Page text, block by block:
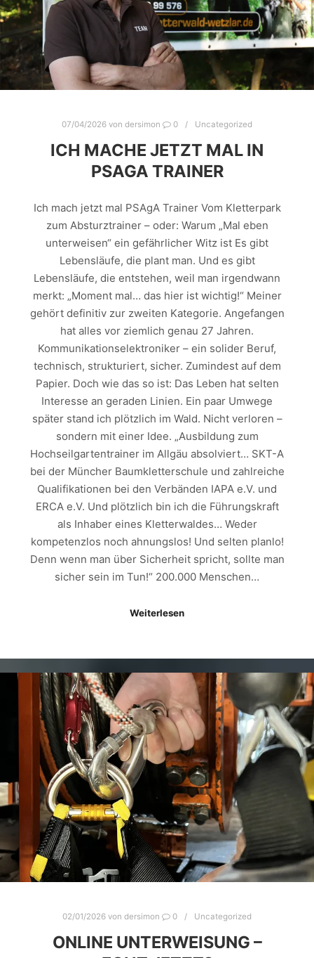
07/04/2026 von dersimon 0 Uncategorized
ICH MACHE JETZT MAL IN
PSAGA TRAINER
Ich mach jetzt mal PSAgA Trainer Vom Kletterpark
zum Absturztrainer – oder: Warum „Mal eben
unterweisen“ ein gefährlicher Witz ist Es gibt
Lebensläufe, die plant man. Und es gibt
Lebensläufe, die entstehen, weil man irgendwann
merkt: „Moment mal… das hier ist wichtig!“ Meiner
gehört definitiv zur zweiten Kategorie. Angefangen
hat alles vor ziemlich genau 27 Jahren.
Kommunikationselektroniker – ein solider Beruf,
technisch, strukturiert, sicher. Zumindest auf dem
Papier. Doch wie das so ist: Das Leben hat selten
Interesse an geraden Linien. Ein paar Umwege
später stand ich plötzlich im Wald. Nicht verloren –
sondern mit einer Idee. „Ausbildung zum
Hochseilgartentrainer im Allgäu absolviert… SKT-A
bei der Müncher Baumkletterschule und zahlreiche
Qualifikationen bei den Verbänden IAPA e.V. und
ERCA e.V. Und plötzlich bin ich die Führungskraft
als Inhaber eines Kletterwaldes… Weder
kompetenzlos noch ahnungslos! Und selten planlo!
Denn wenn man über Sicherheit spricht, sollte man
sicher sein im Tun!“ 200.000 Menschen…
Weiterlesen
02/01/2026 von dersimon 0 Uncategorized
ONLINE UNTERWEISUNG –